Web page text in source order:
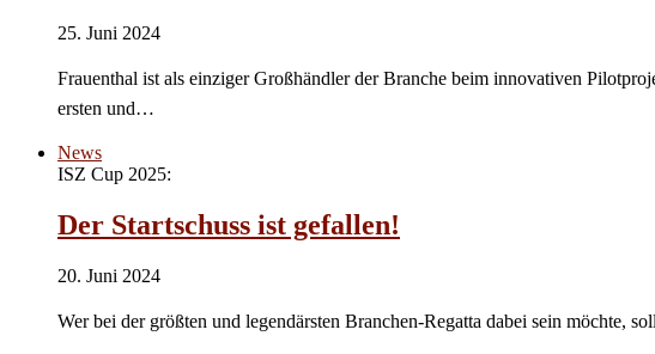
25. Juni 2024
Frauenthal ist als einziger Großhändler der Branche beim innovativen
ersten und…
News
ISZ Cup 2025:
Der Startschuss ist gefallen!
20. Juni 2024
Wer bei der größten und legendärsten Branchen-Regatta dabei sein möchte,